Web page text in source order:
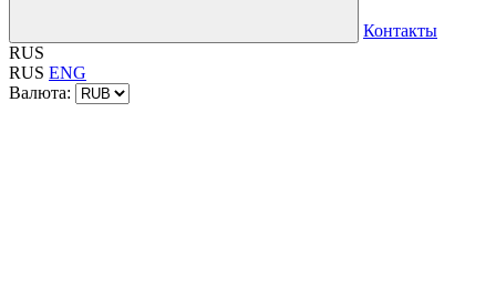
Контакты
RUS
RUS ENG
Валюта: